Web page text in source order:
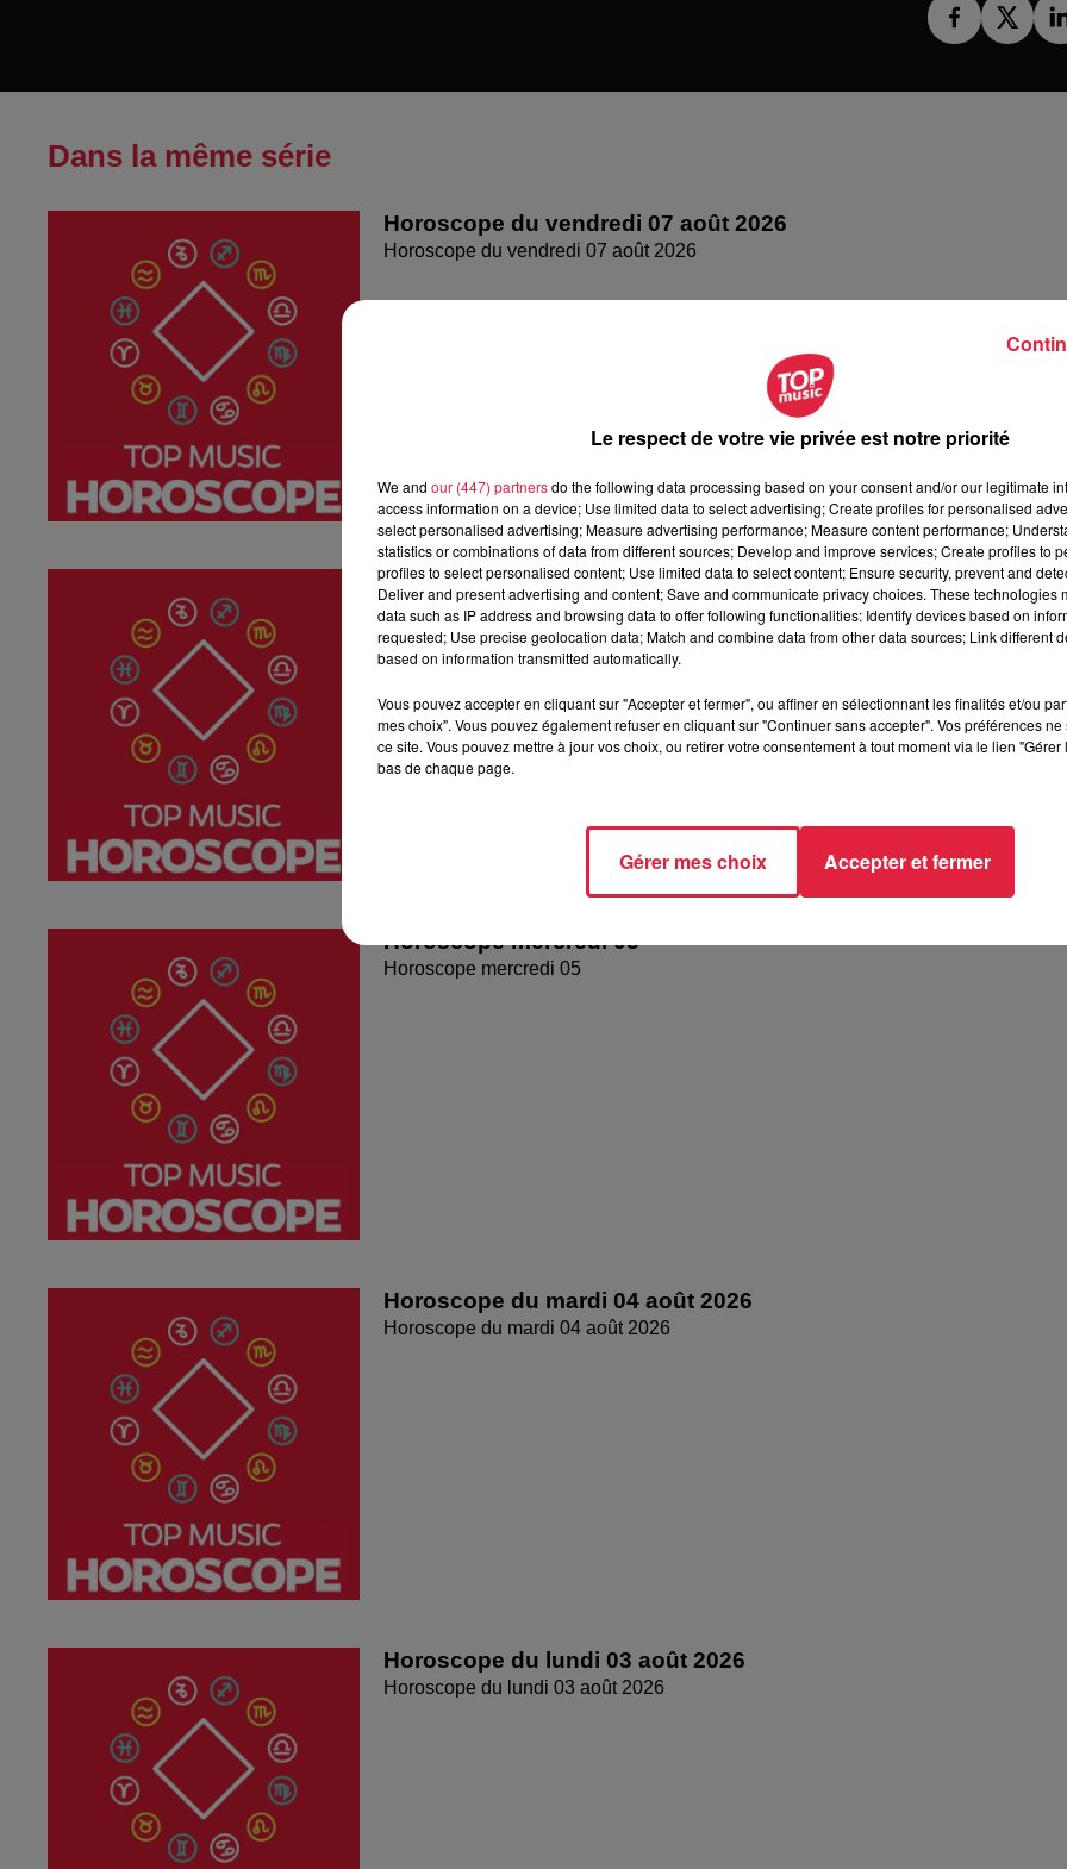
Dans la même série
Horoscope du vendredi 07 août 2026
Horoscope du vendredi 07 août 2026
Horoscope du jeudi 6 août 2026
Horoscope du jeudi 6 août 2026
Horoscope mercredi 05
Horoscope mercredi 05
Horoscope du mardi 04 août 2026
Horoscope du mardi 04 août 2026
Horoscope du lundi 03 août 2026
Horoscope du lundi 03 août 2026
Le respect de votre vie privée est notre priorité
We and our (447) partnersdo the following data processing based on your consent and/or our legitimate
access information on a device; Use limited data to select advertising; Create profiles for personalised
select personalised advertising; Measure advertising performance; Measure content performance;
statistics or combinations of data from different sources; Develop and improve services; Create profiles to
profiles to select personalised content; Use limited data to select content; Ensure security, prevent and
Deliver and present advertising and content; Save and communicate privacy choices. These technologies
data such as IP address and browsing data to offer following functionalities: Identify devices based on
requested; Use precise geolocation data; Match and combine data from other data sources; Link different
based on information transmitted automatically.
Vous pouvez accepter en cliquant sur "Accepter et fermer", ou affiner en sélectionnant les finalités et/ou
mes choix". Vous pouvez également refuser en cliquant sur "Continuer sans accepter". Vos préférences
ce site. Vous pouvez mettre à jour vos choix, ou retirer votre consentement à tout moment via le lien
bas de chaque page.
Gérer mes choix Accepter et fermer